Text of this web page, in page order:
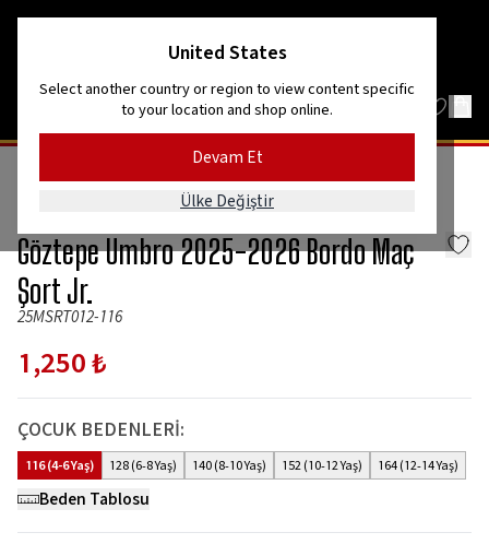
United States
Select another country or region to view content specific
to your location and shop online.
Devam Et
Ülke Değiştir
A TAKIM 2025/26 SEZONU MAÇ ÜRÜNLERİ
Göztepe Umbro 2025-2026 Bordo Maç
Şort Jr.
25MSRT012-116
1,250 ₺
ÇOCUK BEDENLERİ:
116 (4-6 Yaş) 128 (6-8 Yaş) 140 (8-10 Yaş) 152 (10-12 Yaş) 164 (12-14 Yaş)
Beden Tablosu